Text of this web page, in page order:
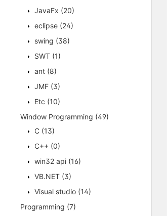
JavaFx (20)
eclipse (24)
swing (38)
SWT (1)
ant (8)
JMF (3)
Etc (10)
Window Programming (49)
C (13)
C++ (0)
win32 api (16)
VB.NET (3)
Visual studio (14)
Programming (7)